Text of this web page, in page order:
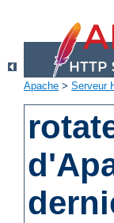
Apache > Serveur